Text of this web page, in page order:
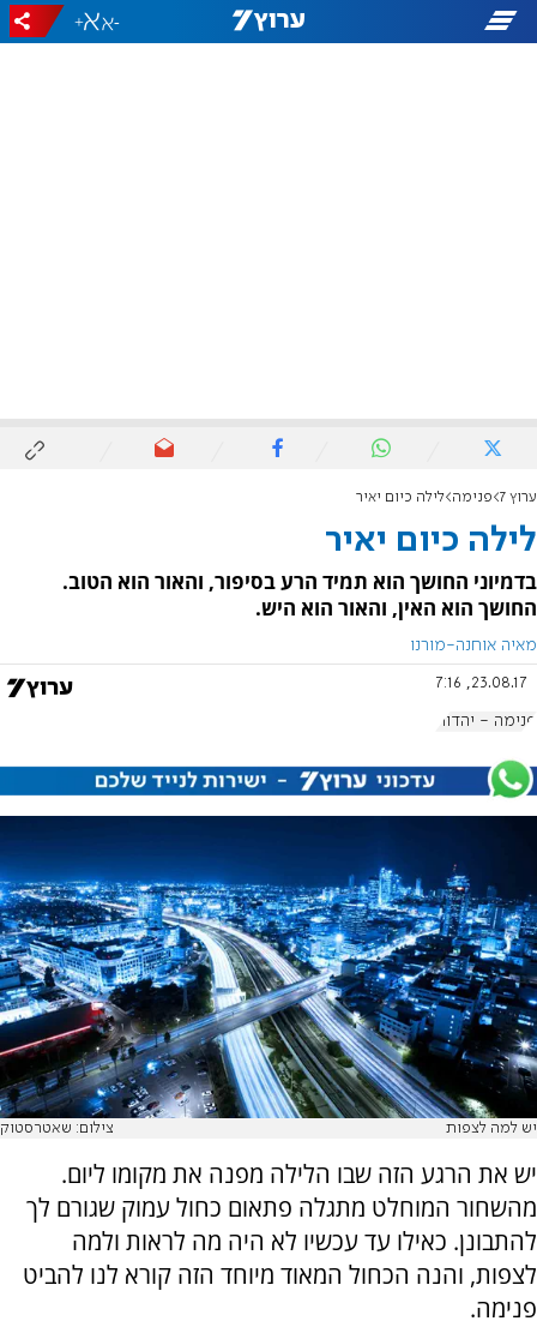
-
+
ערוץ 7 פנימה לילה כיום יאיר
לילה כיום יאיר
בדמיוני החושך הוא תמיד הרע בסיפור, והאור הוא הטוב.
החושך הוא האין, והאור הוא היש.
מאיה אוחנה-מורנו
23.08.17, 7:16
פנימה - יהדות
יש למה לצפות צילום: שאטרסטוק
יש את הרגע הזה שבו הלילה מפנה את מקומו ליום.
מהשחור המוחלט מתגלה פתאום כחול עמוק שגורם לך
להתבונן. כאילו עד עכשיו לא היה מה לראות ולמה
לצפות, והנה הכחול המאוד מיוחד הזה קורא לנו להביט
פנימה.